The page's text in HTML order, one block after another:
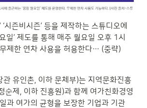
‘시즌비시즌’ 등을 제작하는 스튜디오에
일’ 제도를 통해 매주 월요일 오후 1시
제한 연차 사용을 허용한다… (중략)
관 유인촌, 이하 문체부)는 지역문화진흥
순제, 이하 진흥원)과 함께 여가친화경영
과 여가의 균형을 보장한 기업과 기관